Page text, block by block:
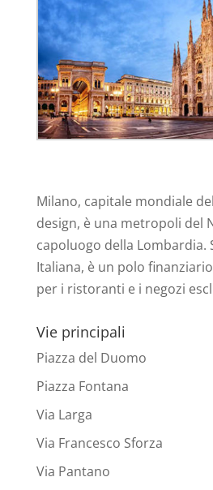
Milano, capitale mondiale
design, è una metropoli del
capoluogo della Lombardia.
Italiana, è un polo
per i ristoranti e i negozi
Vie principali
Piazza del Duomo
Piazza Fontana
Via Larga
Via Francesco Sforza
Via Pantano